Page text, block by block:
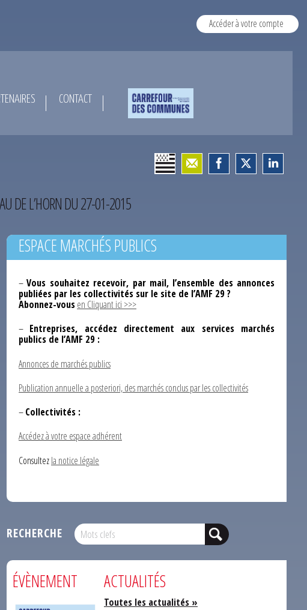
Accéder à votre compte
CONTACT
DE L’HORN DU 27-01-2015
ESPACE MARCHÉS PUBLICS
–Vous souhaitez recevoir, par mail, l’ensemble des annonces
publiées par les collectivités sur le site de l’AMF 29 ?
Abonnez-vousen Cliquant ici >>>
– Entreprises, accédez directement aux services marchés
publics de l’AMF 29 :
Annonces de marchés publics
Publication annuelle a posteriori, des marchés conclus par les collectivités
–Collectivités :
Accédez à votre espace adhérent
Consultezla notice légale
RECHERCHE
ÉVÈNEMENT ACTUALITÉS
Toutes les actualités »